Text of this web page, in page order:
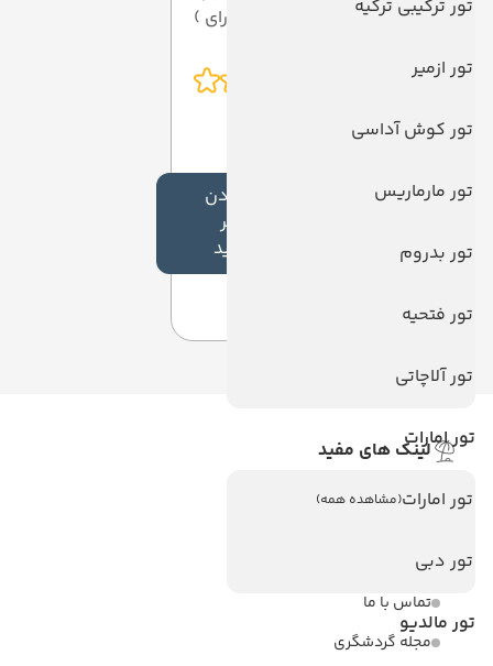
تور ترکیبی ترکیه
تور ازمیر
تور کوش آداسی
تور مارماریس
تور بدروم
تور فتحیه
تور آلاچاتی
تور امارات
تور امارات(مشاهده همه)
تور دبی
تور مالدیو
افزودن
نظر
جدید
لینک های مفید
درباره ما
تماس با ما
مجله گردشگری